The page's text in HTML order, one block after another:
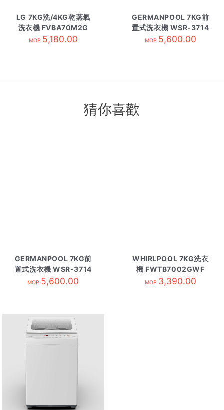
LG 7KG洗/4KG乾蒸氣
洗衣機 FVBA70M2G
MOP 5,180.00
GERMANPOOL 7KG前
置式洗衣機 WSR-3714
MOP 5,600.00
猜你喜歡
GERMANPOOL 7KG前
置式洗衣機 WSR-3714
MOP 5,600.00
WHIRLPOOL 7KG洗衣
機 FWTB7002GWF
MOP 3,390.00